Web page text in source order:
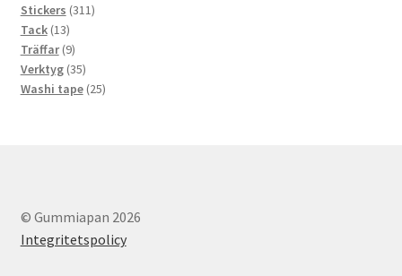
Stickers 311311
Tack 1313
produkter
Träffar 99
produkter
Verktyg 3535
produkter
Washi tape 2525
© Gummiapan 2026
Integritetspolicy